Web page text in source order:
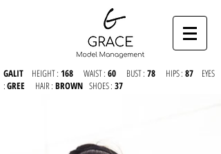
GALIT HEIGHT : 168 WAIST : 60 BUST : 78 HIPS : 87 EYES
:GREE HAIR : BROWN SHOES : 37